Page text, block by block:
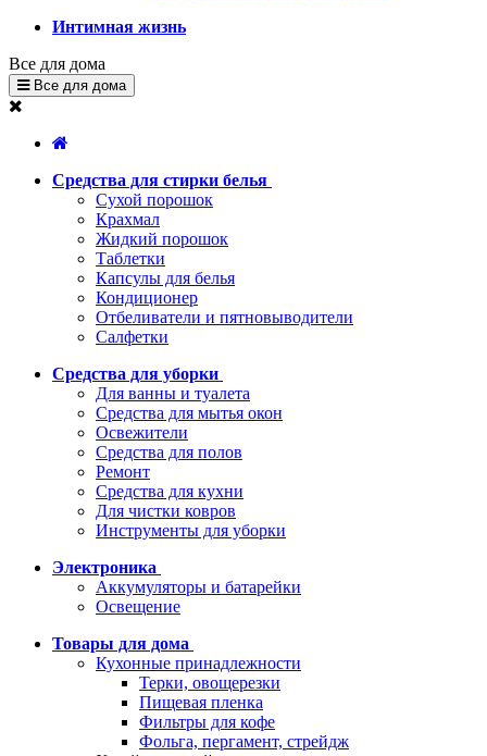
Интимная жизнь
Все для дома
Все для дома
Средства для стирки белья
Сухой порошок
Крахмал
Жидкий порошок
Таблетки
Капсулы для белья
Кондиционер
Отбеливатели и пятновыводители
Салфетки
Средства для уборки
Для ванны и туалета
Средства для мытья окон
Освежители
Средства для полов
Ремонт
Средства для кухни
Для чистки ковров
Инструменты для уборки
Электроника
Аккумуляторы и батарейки
Освещение
Товары для дома
Кухонные принадлежности
Терки, овощерезки
Пищевая пленка
Фильтры для кофе
Фольга, пергамент, стрейдж